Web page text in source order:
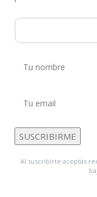
Al suscribirte aceptás